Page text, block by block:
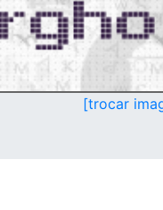
[trocar